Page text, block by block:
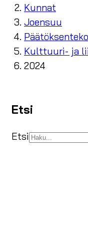
Kunnat
Joensuu
Päätöksenteko
Kulttuuri- ja
2024
Etsi
Etsi